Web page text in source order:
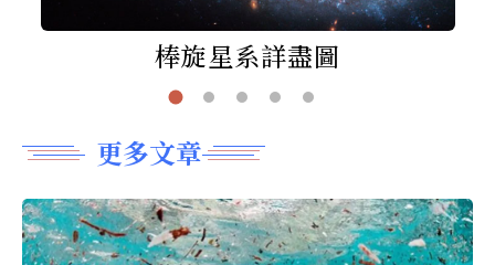
棒旋星系詳盡圖
更多文章